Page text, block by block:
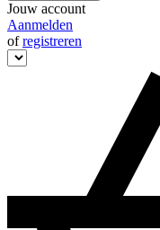
Jouw account
Aanmelden
ofregistreren